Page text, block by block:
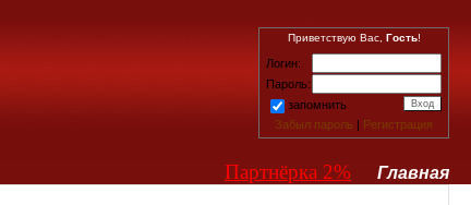
Приветствую Вас, Гость!
Логин:
Пароль:
запомнить
Забыл пароль | Регистрация
Партнёрка 2% Главная